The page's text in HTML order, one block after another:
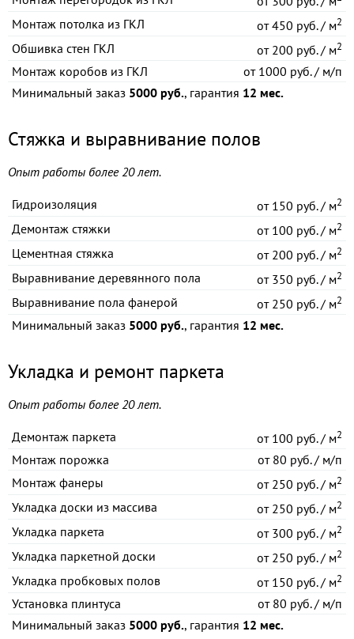
Монтаж потолка из ГКЛ от450 руб. / м2
Обшивка стен ГКЛ от200 руб. / м2
Монтаж коробов из ГКЛ от1000 руб. / м/п
Минимальный заказ 5000 руб., гарантия 12 мес.
Стяжка и выравнивание полов
Опыт работы более 20 лет.
Гидроизоляция от150 руб. / м2
Демонтаж стяжки от100 руб. / м2
Цементная стяжка от200 руб. / м2
Выравнивание деревянного пола от350 руб. / м2
Выравнивание пола фанерой от250 руб. / м2
Минимальный заказ 5000 руб., гарантия 12 мес.
Укладка и ремонт паркета
Опыт работы более 20 лет.
Демонтаж паркета от100 руб. / м2
Монтаж порожка от80 руб. / м/п
Монтаж фанеры
от250 руб. / м2
Укладка доски из массива от250 руб. / м2
Укладка паркета от300 руб. / м2
Укладка паркетной доски от250 руб. / м2
Укладка пробковых полов от150 руб. / м2
Установка плинтуса от80 руб. / м/п
Минимальный заказ 5000 руб., гарантия 12 мес.